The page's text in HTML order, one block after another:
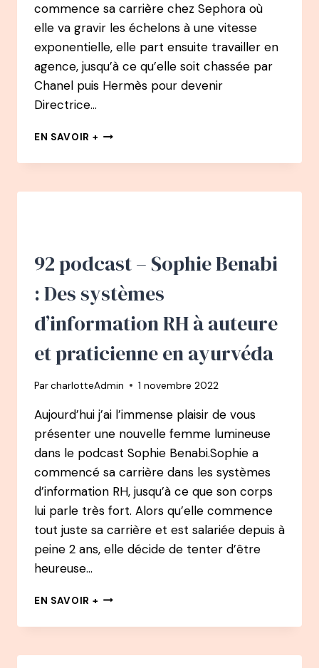
commence sa carrière chez Sephora où
elle va gravir les échelons à une vitesse
exponentielle, elle part ensuite travailler en
agence, jusqu’à ce qu’elle soit chassée par
Chanel puis Hermès pour devenir
Directrice…
EN SAVOIR + 93
–
CORVAISIER
DIGITAL
CHEZ
HERMÈS
L’ORIENTATION
JEUNES
92 podcast – Sophie Benabi
: Des systèmes
d’information RH à auteure
et praticienne en ayurvéda
ParcharlotteAdmin 1 novembre 2022
Aujourd’hui j’ai l’immense plaisir de vous
présenter une nouvelle femme lumineuse
dans le podcast Sophie Benabi.Sophie a
commencé sa carrière dans les systèmes
d’information RH, jusqu’à ce que son corps
lui parle très fort. Alors qu’elle commence
tout juste sa carrière et est salariée depuis à
peine 2 ans, elle décide de tenter d’être
heureuse…
EN SAVOIR + 92
–
BENABI